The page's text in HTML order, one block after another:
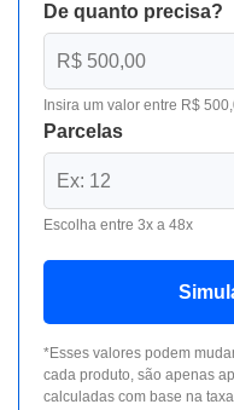
De quanto precisa?
Insira um valor entre R$
Parcelas
Escolha entre 3x a 48x
*Esses valores podem
cada produto, são apenas
calculadas com base na